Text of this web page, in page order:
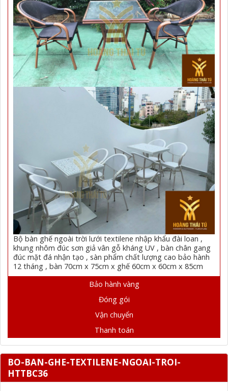
Bộ bàn ghế ngoài trời lưới textilene nhập khẩu đài loan ,
khung nhôm đúc sơn giả vân gỗ kháng UV , bàn chân gang
đúc mặt đá nhận tạo , sàn phẩm chất lượng cao bảo hành
12 tháng , bàn 70cm x 75cm x ghế 60cm x 60cm x 85cm
Bảo hành vàng
Đóng gói
Vận chuyển
Thanh toán
BO-BAN-GHE-TEXTILENE-NGOAI-TROI-
HTTBC36